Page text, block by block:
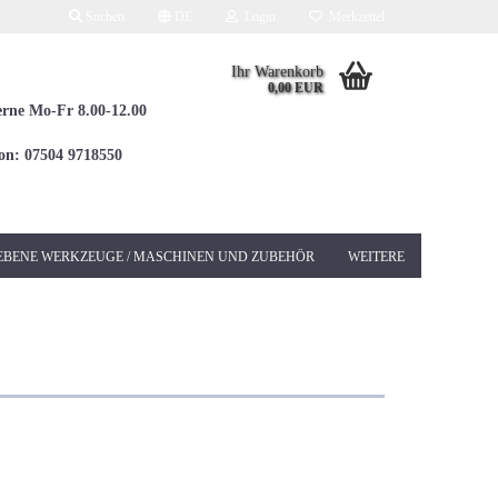
Mo-Fr 8.00-12.00
07504 9718550
Ihr Warenkorb
0,00 EUR
WERKZEUGE / MASCHINEN UND ZUBEHÖR WEITERE
Sanierungsschleifer